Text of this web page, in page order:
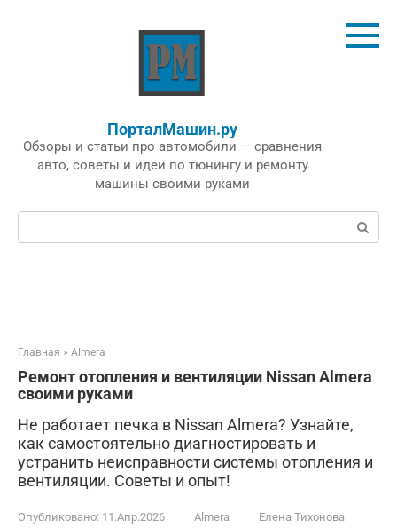
ПорталМашин.ру
Обзоры и статьи про автомобили — сравнения
авто, советы и идеи по тюнингу и ремонту
машины своими руками
Поиск:
Главная » Almera
Ремонт отопления и вентиляции Nissan Almera
своими руками
Не работает печка в Nissan Almera? Узнайте,
как самостоятельно диагностировать и
устранить неисправности системы отопления и
вентиляции. Советы и опыт!
Опубликовано: 11.Апр.2026 Almera Елена Тихонова